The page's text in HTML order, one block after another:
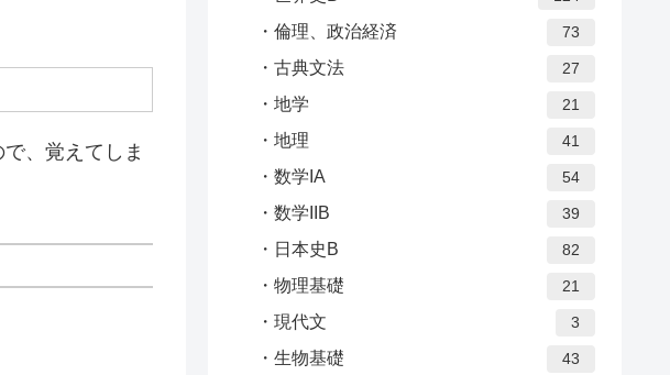
、覚えてしま
倫理、政治経済 73
古典文法 27
地学 21
地理 41
数学IA 54
数学IIB 39
日本史B 82
物理基礎 21
現代文 3
生物基礎 43